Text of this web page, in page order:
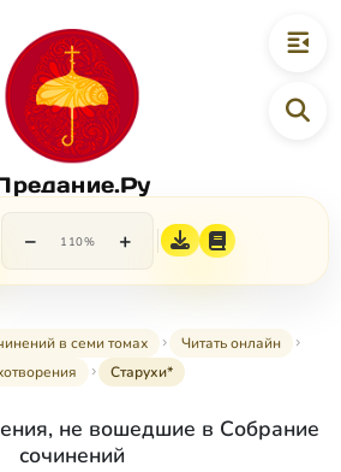
− 110% +
в семи томах
Читать онлайн
Старухи*
не вошедшие в Собрание
сочинений